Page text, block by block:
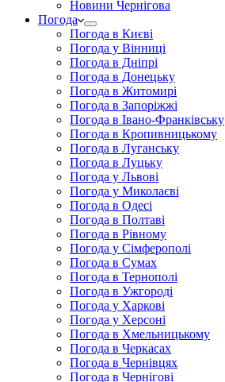
Новини Чернігова
Погода
Погода в Києві
Погода у Вінниці
Погода в Дніпрі
Погода в Донецьку
Погода в Житомирі
Погода в Запоріжжі
Погода в Івано-Франківську
Погода в Кропивницькому
Погода в Луганську
Погода в Луцьку
Погода у Львові
Погода у Миколаєві
Погода в Одесі
Погода в Полтаві
Погода в Рівному
Погода у Сімферополі
Погода в Сумах
Погода в Тернополі
Погода в Ужгороді
Погода у Харкові
Погода у Херсоні
Погода в Хмельницькому
Погода в Черкасах
Погода в Чернівцях
Погода в Чернігові